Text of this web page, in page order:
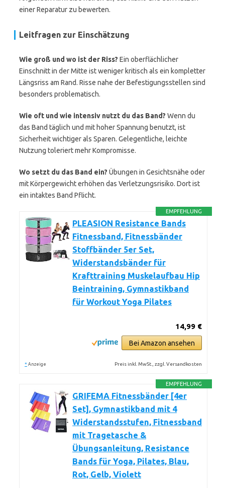
einer Reparatur zu bewerten.
Leitfragen zur Einschätzung
Wie groß und wo ist der Riss? Ein oberflächlicher
Einschnitt in der Mitte ist weniger kritisch als ein kompletter
Längsriss am Rand. Risse nahe der Befestigungsstellen sind
besonders problematisch.
Wie oft und wie intensiv nutzt du das Band? Wenn du
das Band täglich und mit hoher Spannung benutzt, ist
Sicherheit wichtiger als Sparen. Gelegentliche, leichte
Nutzung toleriert mehr Kompromisse.
Wo setzt du das Band ein? Übungen in Gesichtsnähe oder
mit Körpergewicht erhöhen das Verletzungsrisiko. Dort ist
ein intaktes Band Pflicht.
EMPFEHLUNG
PLEASION Resistance Bands
Fitnessband, Fitnessbänder
Stoffbänder 5er Set,
Widerstandsbänder für
Krafttraining Muskelaufbau Hip
Beintraining, Gymnastikband
für Workout Yoga Pilates
14,99 €
Bei Amazon ansehen
* Anzeige Preis inkl. MwSt., zzgl. Versandkosten
EMPFEHLUNG
GRIFEMA Fitnessbänder [4er
Set], Gymnastikband mit 4
Widerstandsstufen, Fitnessband
mit Tragetasche &
Übungsanleitung, Resistance
Bands für Yoga, Pilates, Blau,
Rot, Gelb, Violett